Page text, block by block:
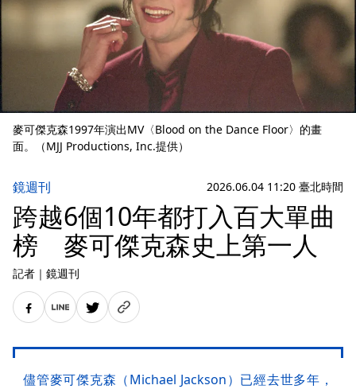
麥可傑克森1997年演出MV〈Blood on the Dance Floor〉的畫
面。（MJJ Productions, Inc.提供）
鏡週刊 2026.06.04 11:20 臺北時間
跨越6個10年都打入百大單曲
榜 麥可傑克森史上第一人
記者 ｜ 鏡週刊
儘管麥可傑克森（Michael Jackson）已經去世多年，